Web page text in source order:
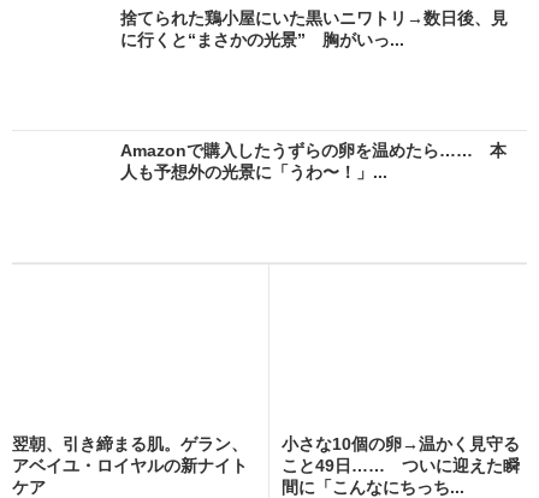
捨てられた鶏小屋にいた黒いニワトリ→数日後、見
に行くと“まさかの光景” 胸がいっ...
Amazonで購入したうずらの卵を温めたら…… 本
人も予想外の光景に「うわ〜！」...
翌朝、引き締まる肌。ゲラン、
アベイユ・ロイヤルの新ナイト
ケア
小さな10個の卵→温かく見守る
こと49日…… ついに迎えた瞬
間に「こんなにちっち...